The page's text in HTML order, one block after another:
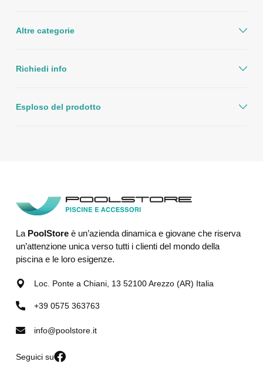
Altre categorie
Richiedi info
Esploso del prodotto
La PoolStoreè un’azienda dinamica e giovane che riserva
un’attenzione unica verso tutti i clienti del mondo della
piscina e le loro esigenze.
Loc. Ponte a Chiani, 13 52100 Arezzo (AR) Italia
+39 0575 363763
info@poolstore.it
Seguici su